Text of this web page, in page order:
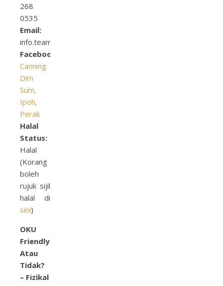
268
0535
Email:
info.teamsome@gmail.com
Facebook:
Canning
Dim
Sum,
Ipoh,
Perak
Halal
Status:
Halal
(Korang
boleh
rujuk sijil
halal di
sini)
OKU
Friendly
Atau
Tidak?
– Fizikal